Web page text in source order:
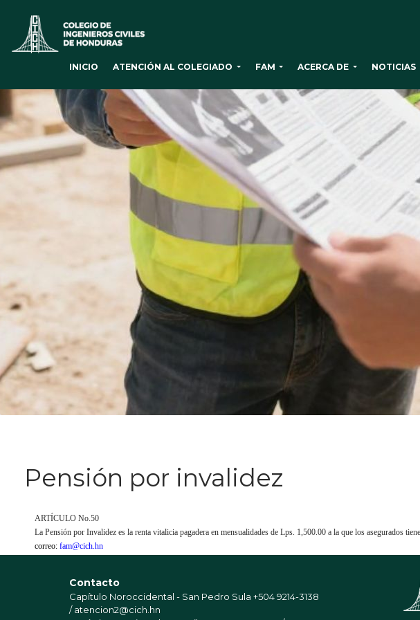
INICIO ATENCIÓN AL COLEGIADO FAM ACERCA DE NOTICIAS
Pensión por invalidez
ARTÍCULO No.50
La Pensión por Invalidez es la renta vitalicia pagadera en mensualidades de Lps. 1,500.00 a la que los asegurados
correo: fam@cich.hn
Contacto
Capítulo Noroccidental - San Pedro Sula +504 9214-3138
/ atencion2@cich.hn